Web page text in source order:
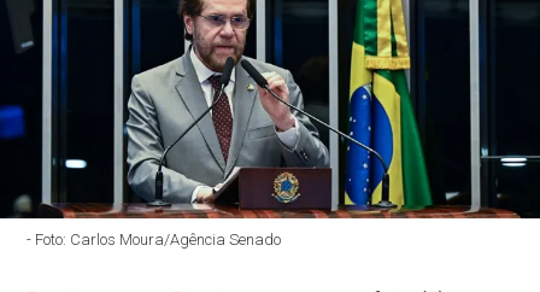
- Foto: Carlos Moura/Agência Senado